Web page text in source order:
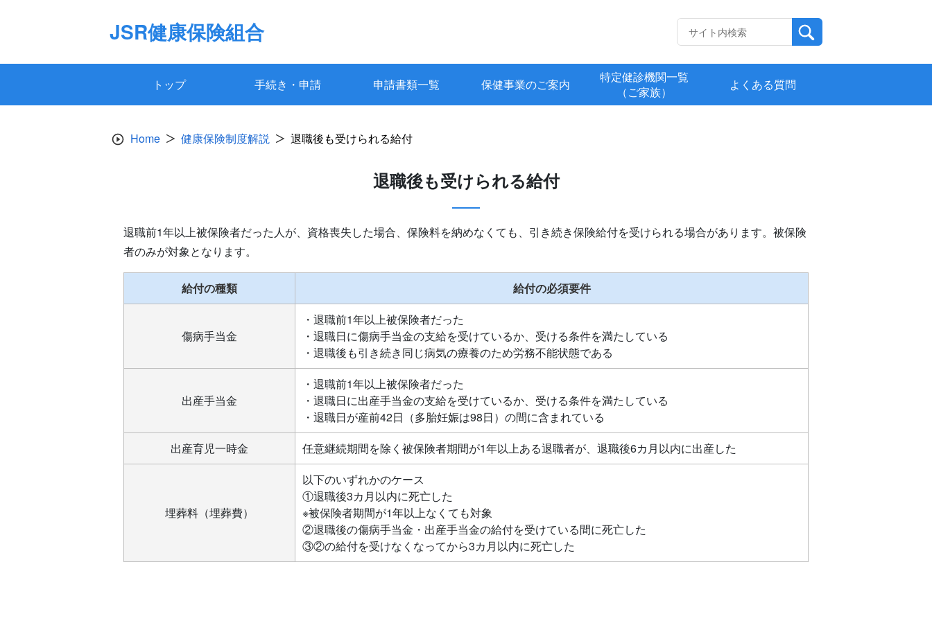
JSR健康保険組合
トップ 手続き・申請 申請書類一覧 保健事業のご案内
特定健診機関一覧
（ご家族）
よくある質問
Home 健康保険制度解説 退職後も受けられる給付
退職後も受けられる給付
退職前1年以上被保険者だった人が、資格喪失した場合、保険料を納めなくても、引き続き保険給付を受けられる場合があります。被保険
者のみが対象となります。
給付の種類 給付の必須要件
傷病手当金
・退職前1年以上被保険者だった
・退職日に傷病手当金の支給を受けているか、受ける条件を満たしている
・退職後も引き続き同じ病気の療養のため労務不能状態である
出産手当金
・退職前1年以上被保険者だった
・退職日に出産手当金の支給を受けているか、受ける条件を満たしている
・退職日が産前42日（多胎妊娠は98日）の間に含まれている
出産育児一時金
任意継続期間を除く被保険者期間が1年以上ある退職者が、退職後6カ月以内に出産した
埋葬料（埋葬費）
以下のいずれかのケース
①退職後3カ月以内に死亡した
※被保険者期間が1年以上なくても対象
②退職後の傷病手当金・出産手当金の給付を受けている間に死亡した
③②の給付を受けなくなってから3カ月以内に死亡した